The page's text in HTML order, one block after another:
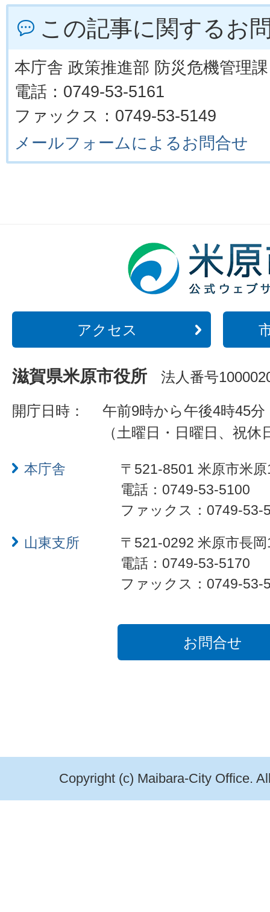
この記事に関するお
本庁舎 政策推進部 防災危機管理課
電話：0749-53-5161
ファックス：0749-53-5149
メールフォームによるお問合せ
アクセス
滋賀県米原市役所 法人番号
開庁日時：
午前9時から午後4時45分
（土曜日・日曜日、祝
本庁舎
〒521-8501 米原市米
電話：0749-53-5100
ファックス：0749-53-
山東支所
〒521-0292 米原市長
電話：0749-53-5170
ファックス：0749-53-
お問合せ
Copyright (c) Maibara-City Office.